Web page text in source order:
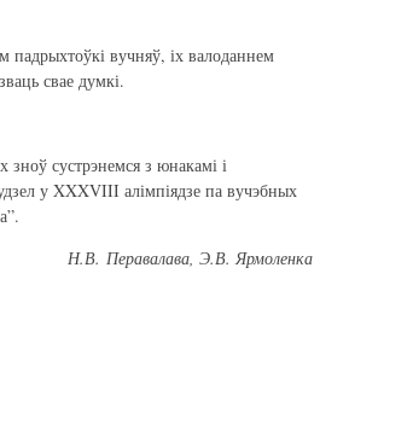
вучняў, іх валоданнем
свае думкі.
сустрэнемся з юнакамі і
у XXXVIII алімпіядзе па вучэбных
Н.В. Перавалава, Э.В. Ярмоленка